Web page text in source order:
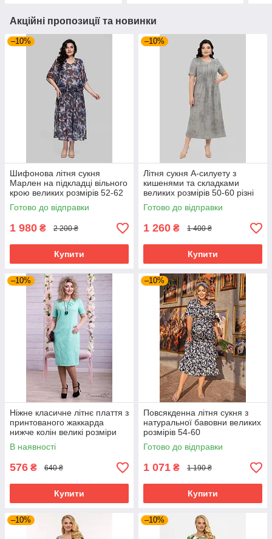
Акційні пропозиції та новинки
–10%
Шифонова літня сукня
Марлен на підкладці вільного
крою великих розмірів 52-62
різні кольори
Готово до відправки
1 980 ₴ 2 200 ₴
Купити
–10%
Літня сукня А-силуету з
кишенями та складками
великих розмірів 50-60 різні
кольори сіра
Готово до відправки
1 260 ₴ 1 400 ₴
Купити
–10%
Ніжне класичне літнє плаття з
принтованого жаккарда
нижче колін великі розміри
48-54
В наявності
576 ₴ 640 ₴
Купити
–10%
Повсякденна літня сукня з
натуральної бавовни великих
розмірів 54-60
Готово до відправки
1 071 ₴ 1 190 ₴
Купити
–10% –10%